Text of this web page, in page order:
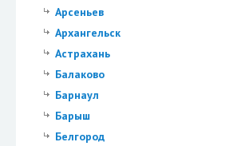
Арсеньев
Архангельск
Астрахань
Балаково
Барнаул
Барыш
Белгород